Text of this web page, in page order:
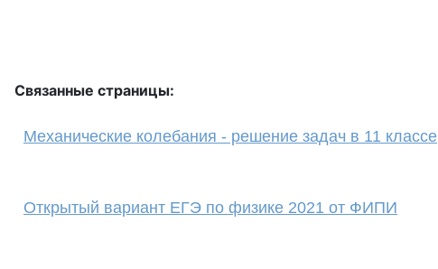
Связанные страницы:
Механические колебания - решение задач в 11 классе
Открытый вариант ЕГЭ по физике 2021 от ФИПИ